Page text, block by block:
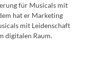
für Musicals mit
hat er Marketing
mit Leidenschaft
digitalen Raum.